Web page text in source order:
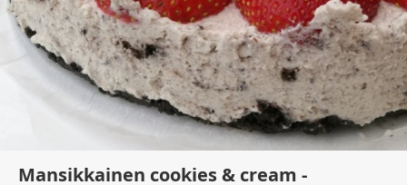
Mansikkainen cookies & cream -